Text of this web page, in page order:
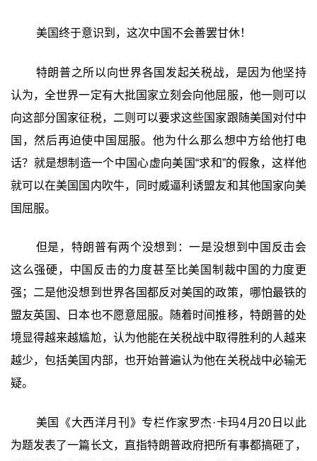
美国终于意识到，这次中国不会善罢甘休！
特朗普之所以向世界各国发起关税战，是因为他坚持
认为，全世界一定有大批国家立刻会向他屈服，他一则可以
向这部分国家征税，二则可以要求这些国家跟随美国对付中
国，然后再迫使中国屈服。他为什么那么想中方给他打电
话？就是想制造一个中国心虚向美国“求和”的假象，这样他
就可以在美国国内吹牛，同时威逼利诱盟友和其他国家向美
国屈服。
但是，特朗普有两个没想到：一是没想到中国反击会
这么强硬，中国反击的力度甚至比美国制裁中国的力度更
强；二是他没想到世界各国都反对美国的政策，哪怕最铁的
盟友英国、日本也不愿意屈服。随着时间推移，特朗普的处
境显得越来越尴尬，认为他能在关税战中取得胜利的人越来
越少，包括美国内部，也开始普遍认为他在关税战中必输无
疑。
美国《大西洋月刊》专栏作家罗杰·卡玛4月20日以此
为题发表了一篇长文，直指特朗普政府把所有事都搞砸了，